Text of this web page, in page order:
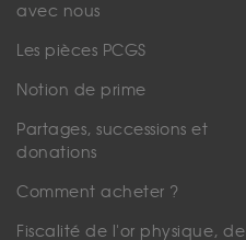
avec nous
Les pièces PCGS
Notion de prime
Partages, successions et
donations
Comment acheter ?
Fiscalité de l'or physique, de